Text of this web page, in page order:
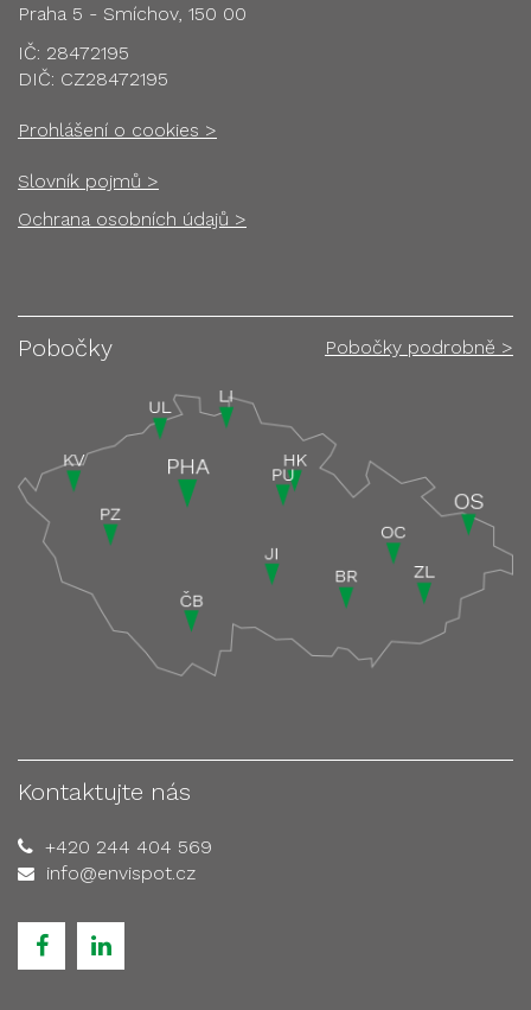
Praha 5 - Smíchov, 150 00
IČ: 28472195
DIČ: CZ28472195
Prohlášení o cookies >
Slovník pojmů >
Ochrana osobních údajů >
Pobočky Pobočky podrobně >
Kontaktujte nás
+420 244 404 569
info@envispot.cz